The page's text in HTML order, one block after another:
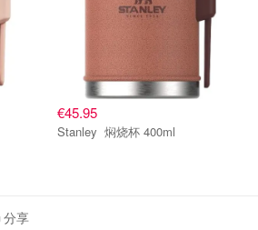
€45.95
Stanley 焖烧杯 400ml
分享